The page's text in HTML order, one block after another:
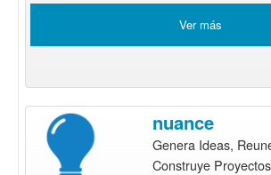
Ver más
nuance
Genera Ideas,
Construye Proyectos